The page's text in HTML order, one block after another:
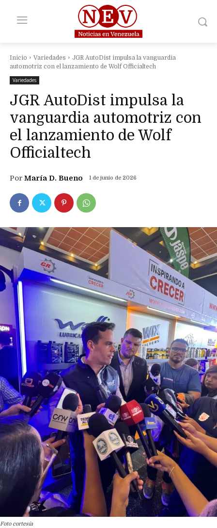
Inicio Variedades
JGR AutoDist impulsa la vanguardia
automotriz con el lanzamiento de Wolf Officialtech
Variedades
JGR AutoDist impulsa la
vanguardia automotriz con
el lanzamiento de Wolf
Officialtech
Por María D. Bueno 1 de junio de 2026
Foto cortesía